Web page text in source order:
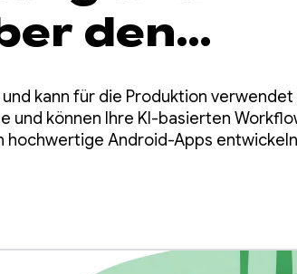
den
mit
3
kann für die Produktion
und können Ihre KI-basierten
hochwertige Android-Apps